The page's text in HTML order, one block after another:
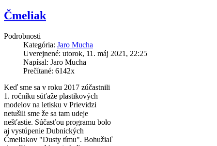
Čmeliak
Podrobnosti
Kategória: Jaro Mucha
Uverejnené: utorok, 11. máj 2021, 22:25
Napísal: Jaro Mucha
Prečítané: 6142x
Keď sme sa v roku 2017 zúčastnili
1. ročníku súťaže plastikových
modelov na letisku v Prievidzi
netušili sme že sa tam udeje
nešťastie. Súčasťou programu bolo
aj vystúpenie Dubnických
Čmeliakov "Dusty tímu". Bohužiaľ